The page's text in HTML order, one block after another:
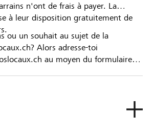
n'ont de frais à payer. La
à leur disposition gratuitement de
ou un souhait au sujet de la
Alors adresse-toi
au moyen du formulaire